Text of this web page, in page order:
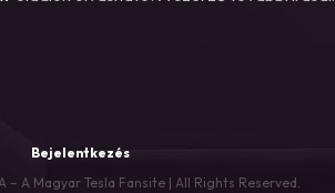
Bejelentkezés
– A Magyar Tesla Fansite | All Rights Reserved.